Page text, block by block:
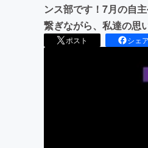
ンス部です！7月の自
繋ぎながら、私達の思
ポスト シェア